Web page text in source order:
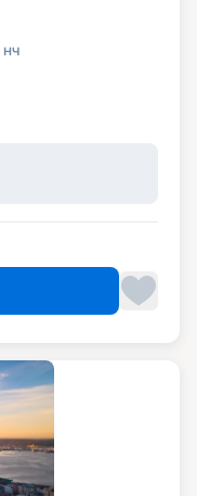
нч